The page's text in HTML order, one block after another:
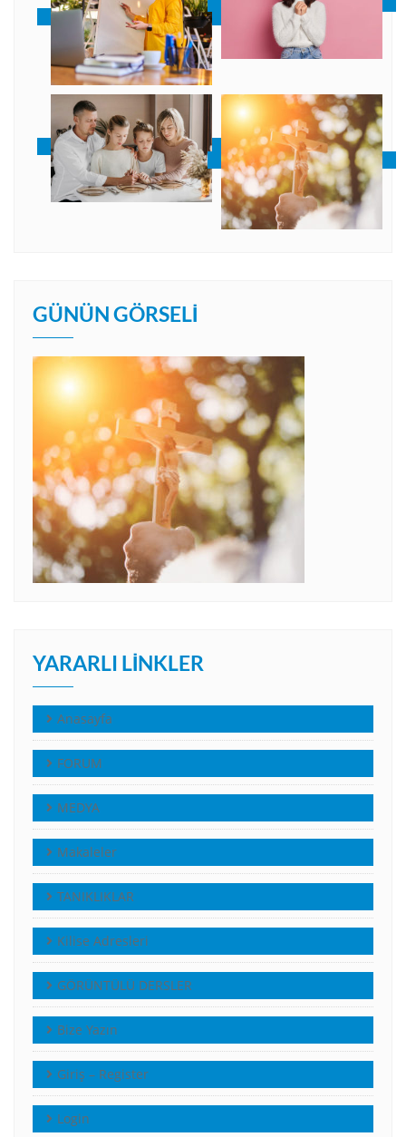
GÜNÜN GÖRSELI
YARARLI LINKLER
Anasayfa
FORUM
MEDYA
Makaleler
TANIKLIKLAR
Kilise Adresleri
GÖRÜNTÜLÜ DERSLER
Bize Yazın
Giriş – Register
Login